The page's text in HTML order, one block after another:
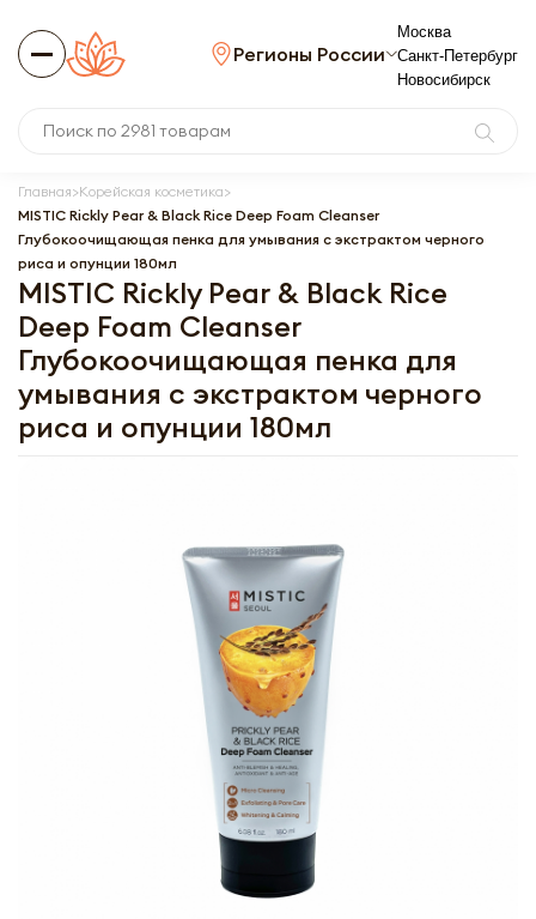
Регионы России
Москва
Санкт-Петербург
Новосибирск
Главная Корейская косметика
MISTIC Rickly Pear & Black Rice Deep Foam Cleanser
Глубокоочищающая пенка для умывания c экстрактом черного
риса и опунции 180мл
MISTIC Rickly Pear & Black Rice
Deep Foam Cleanser
Глубокоочищающая пенка для
умывания c экстрактом черного
риса и опунции 180мл